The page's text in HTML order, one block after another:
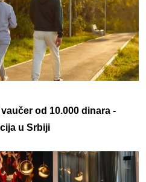
od 10.000 dinara -
u Srbiji